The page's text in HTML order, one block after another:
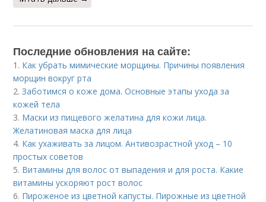
Последние обновления на сайте:
1. Как убрать мимические морщины. Причины появления
морщин вокруг рта
2.Заботимся о коже дома. Основные этапы ухода за
кожей тела
3. Маски из пищевого желатина для кожи лица.
Желатиновая маска для лица
4. Как ухаживать за лицом. Антивозрастной уход – 10
простых советов
5. Витамины для волос от выпадения и для роста. Какие
витамины ускоряют рост волос
6. Пироженое из цветной капусты. Пирожные из цветной